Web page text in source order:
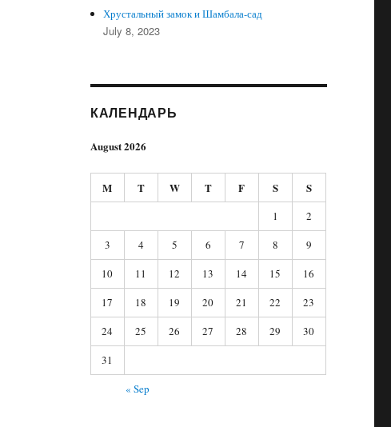
Хрустальный замок и Шамбала-сад
July 8, 2023
КАЛЕНДАРЬ
August 2026
M T W T F S S
1
2
3
4 5 6 7 8
9
10
11 12 13 14 15
16
17
18 19 20 21 22
23
24
25 26 27 28 29
30
31
« Sep